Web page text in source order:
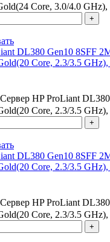
Core, 3.0/4.0
+
DL380 Gen10 8SFF
Core, 2.3/3.5
HP ProLiant
Core, 2.3/3.5
+
DL380 Gen10 8SFF
Core, 2.3/3.5
HP ProLiant
Core, 2.3/3.5
+